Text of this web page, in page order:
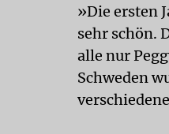
»Die ersten
sehr schön.
alle nur
Schweden